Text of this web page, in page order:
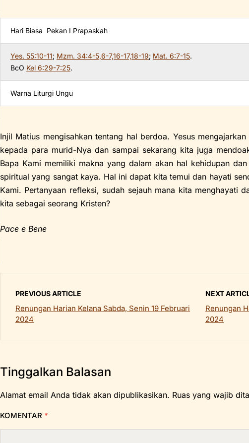
b
o
o
k
A
p
p
e
n
dl
y
Hari Biasa Pekan I Prapaskah
Yes. 55:10-11; Mzm. 34:4-5,6-7,16-17,18-19; Mat. 6:7-15.
BcO Kel 6:29-7:25.
Warna Liturgi Ungu
Injil Matius mengisahkan tentang hal berdoa. Yesus
kepada para murid-Nya dan sampai sekarang kita juga
Bapa Kami memiliki makna yang dalam akan hal kehidupan
spiritual yang sangat kaya. Hal ini dapat kita temui dan hayati
Kami. Pertanyaan refleksi, sudah sejauh mana kita menghayati
kita sebagai seorang Kristen?
Pace e Bene
PREVIOUS ARTICLE
Renungan Harian Kelana Sabda, Senin 19 Februari
2024
NEXT
Renungan
2024
Tinggalkan Balasan
Alamat email Anda tidak akan dipublikasikan. Ruas yang wajib
KOMENTAR *